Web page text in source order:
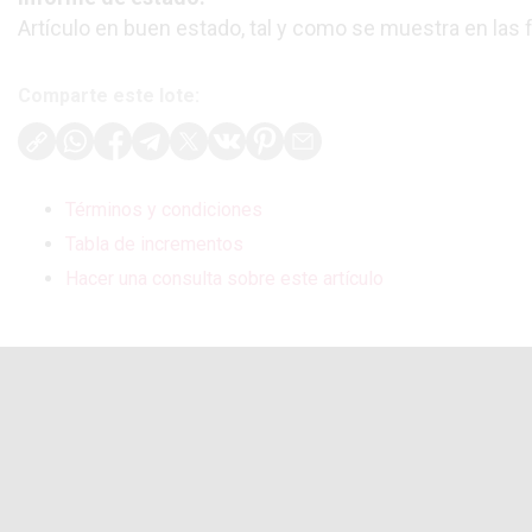
Artículo en buen estado, tal y como se muestra en las